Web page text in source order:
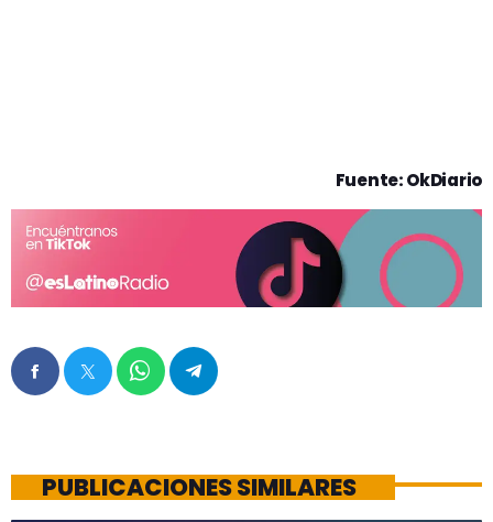
Fuente: OkDiario
PUBLICACIONES SIMILARES